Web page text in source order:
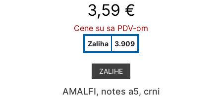
3,59 €
Cene su sa PDV-om
Zaliha 3.909
ZALIHE
AMALFI, notes a5, crni